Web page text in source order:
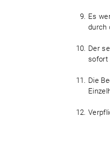
Es
durch
Der
sofort
Die